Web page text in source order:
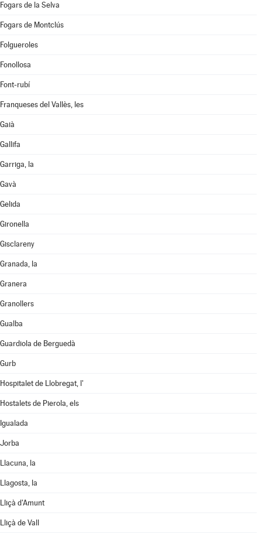
Fogars de la Selva
Fogars de Montclús
Folgueroles
Fonollosa
Font-rubí
Franqueses del Vallès, les
Gaià
Gallifa
Garriga, la
Gavà
Gelida
Gironella
Gisclareny
Granada, la
Granera
Granollers
Gualba
Guardiola de Berguedà
Gurb
Hospitalet de Llobregat, l'
Hostalets de Pierola, els
Igualada
Jorba
Llacuna, la
Llagosta, la
Lliçà d'Amunt
Lliçà de Vall